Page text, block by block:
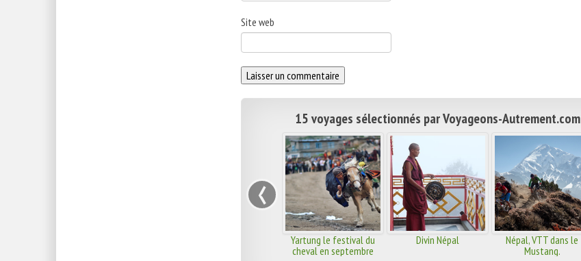
Site web
15 voyages sélectionnés par Voyageons-Autrement.com
Yartung le festival du
cheval en septembre
Divin Népal
Népal, VTT dans le
Mustang.
‹